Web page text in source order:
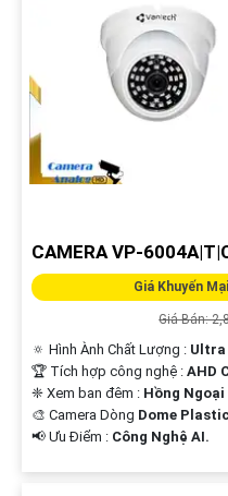
CAMERA VP-
Giá Khuyến
Giá Bán:
🔅 Hình Ành Chất Lượng : Ultra
🏆 Tích hợp công nghệ : AHD
❈ Xem ban đêm : Hồng Ngoại
🎨 Camera Dòng Dome
️📢 Ưu Điểm : Công Nghệ AI.